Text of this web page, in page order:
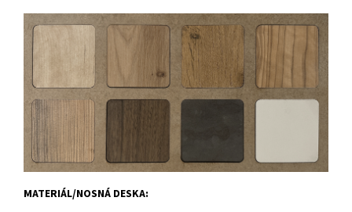
MATERIÁL/NOSNÁ DESKA: